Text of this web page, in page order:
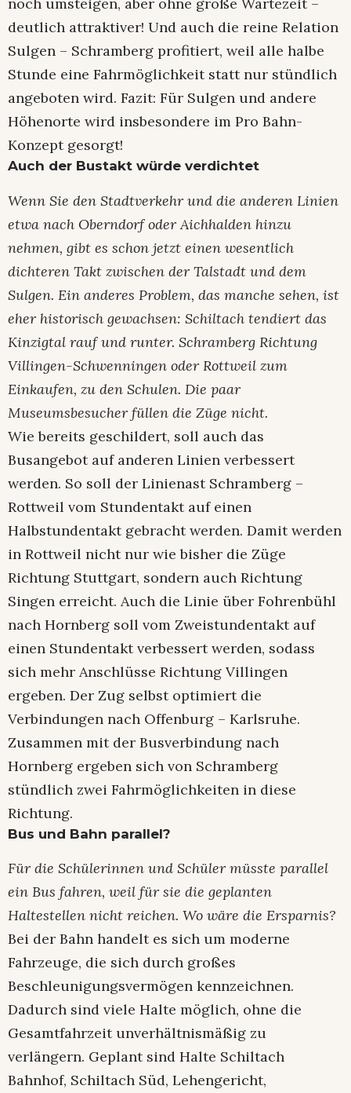
noch umsteigen, aber ohne große Wartezeit –
deutlich attraktiver! Und auch die reine Relation
Sulgen – Schramberg profitiert, weil alle halbe
Stunde eine Fahrmöglichkeit statt nur stündlich
angeboten wird. Fazit: Für Sulgen und andere
Höhenorte wird insbesondere im Pro Bahn-
Konzept gesorgt!
Auch der Bustakt würde verdichtet
Wenn Sie den Stadtverkehr und die anderen Linien
etwa nach Oberndorf oder Aichhalden hinzu
nehmen, gibt es schon jetzt einen wesentlich
dichteren Takt zwischen der Talstadt und dem
Sulgen. Ein anderes Problem, das manche sehen, ist
eher historisch gewachsen: Schiltach tendiert das
Kinzigtal rauf und runter. Schramberg Richtung
Villingen-Schwenningen oder Rottweil zum
Einkaufen, zu den Schulen. Die paar
Museumsbesucher füllen die Züge nicht.
Wie bereits geschildert, soll auch das
Busangebot auf anderen Linien verbessert
werden. So soll der Linienast Schramberg –
Rottweil vom Stundentakt auf einen
Halbstundentakt gebracht werden. Damit werden
in Rottweil nicht nur wie bisher die Züge
Richtung Stuttgart, sondern auch Richtung
Singen erreicht. Auch die Linie über Fohrenbühl
nach Hornberg soll vom Zweistundentakt auf
einen Stundentakt verbessert werden, sodass
sich mehr Anschlüsse Richtung Villingen
ergeben. Der Zug selbst optimiert die
Verbindungen nach Offenburg – Karlsruhe.
Zusammen mit der Busverbindung nach
Hornberg ergeben sich von Schramberg
stündlich zwei Fahrmöglichkeiten in diese
Richtung.
Bus und Bahn parallel?
Für die Schülerinnen und Schüler müsste parallel
ein Bus fahren, weil für sie die geplanten
Haltestellen nicht reichen. Wo wäre die Ersparnis?
Bei der Bahn handelt es sich um moderne
Fahrzeuge, die sich durch großes
Beschleunigungsvermögen kennzeichnen.
Dadurch sind viele Halte möglich, ohne die
Gesamtfahrzeit unverhältnismäßig zu
verlängern. Geplant sind Halte Schiltach
Bahnhof, Schiltach Süd, Lehengericht,